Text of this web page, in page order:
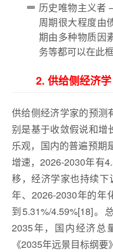
历史唯物主义者
周期很大程度由
期由多种物质因
务等都可以在此
2. 供给侧经济
供给侧经济学家的预测
别是基于收敛假说和增
乐观，国内的普遍预期
增速，2026-2030年有
移，经济学家也持续
年、2026-2030年的年
到5.31%/4.59%[18]
2035年，国内经济总
《2035年远景目标纲要